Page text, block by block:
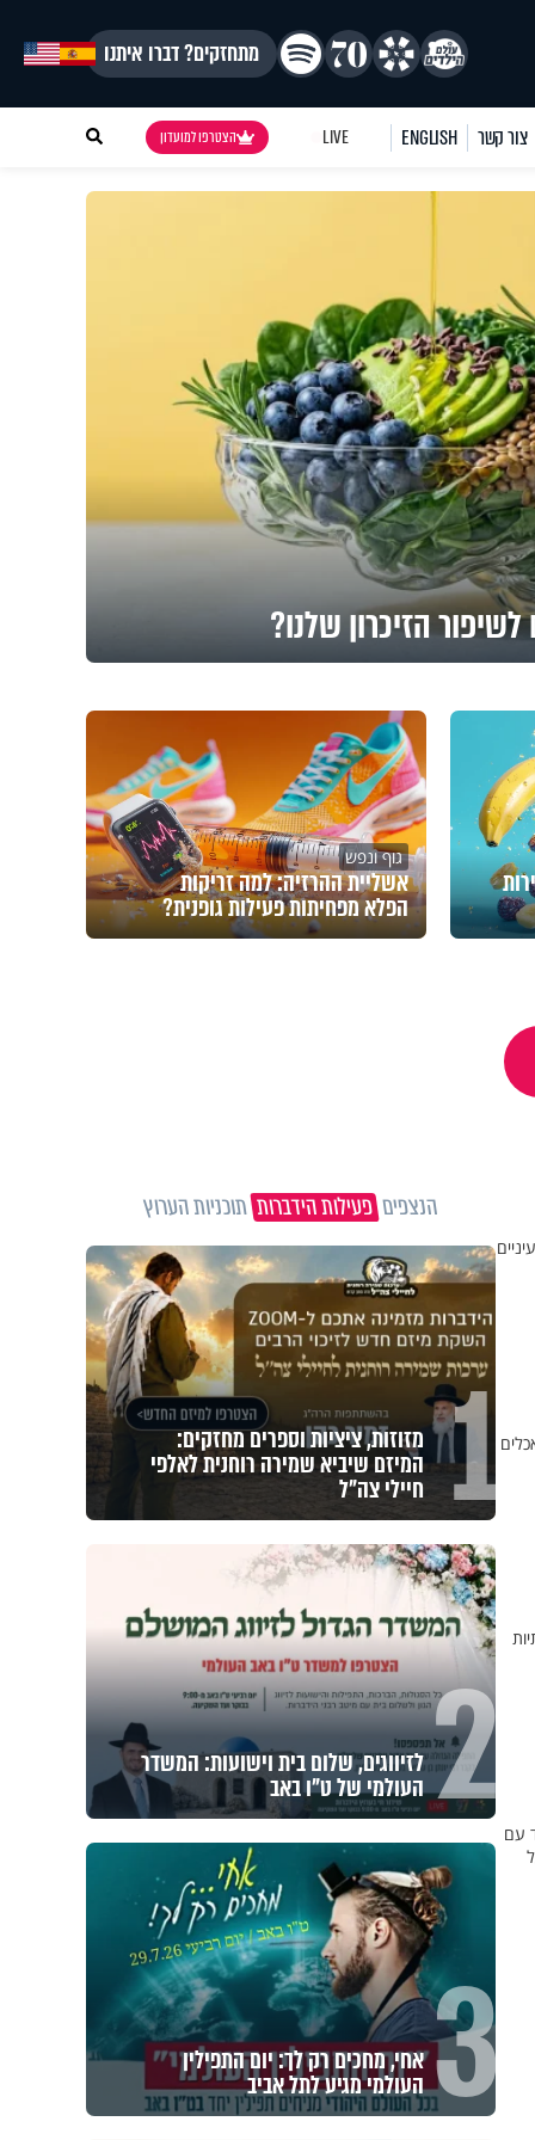
מתחזקים? דברו איתנו
צור קשר ENGLISH
LIVE הצטרפו למועדון
הזיכרון שלנו?
גוף ונפש
אשליית ההרזיה: למה זריקות
הפלא מפחיתות פעילות גופנית?
עם
הנצפיםפעילות הידברותתוכניות הערוץ
1 מזוזות, ציציות וספרים מחזקים:
המיזם שיביא שמירה רוחנית לאלפי
חיילי צה"ל
2 לזיווגים, שלום בית וישועות: המשדר
העולמי של ט"ו באב
3 אחי, מחכים רק לך: יום התפילין
העולמי מגיע לתל אביב